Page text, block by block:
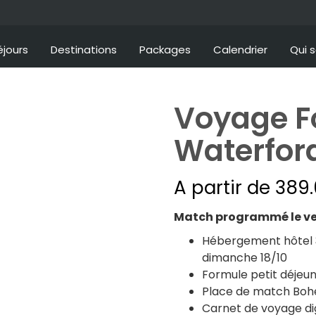
Destinations Packages Calendrier Qui
Voyage
A partir de
Match programmé le
Hébergement hôtel
dimanche 18/10
Formule petit
Place de match
Carnet de voyage